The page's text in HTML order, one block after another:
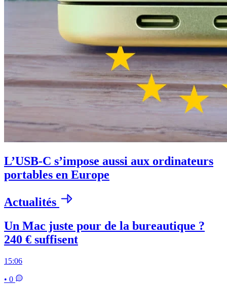
L’USB-C s’impose aussi aux ordinateurs
portables en Europe
Actualités
Un Mac juste pour de la bureautique ?
240 € suffisent
15:06
• 0